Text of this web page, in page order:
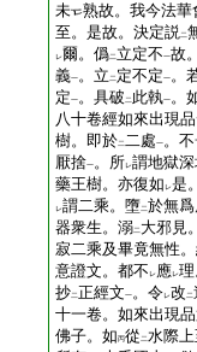
未
熟故。我今法
至。是故。決定説二
レ爾。僞二 立定不一故
義一。立 二 定不定一。
定一。具破 二 此執一。
八十卷經如來出現
樹。即於二二處一。不
厭捨一。所レ謂地獄
藥王樹。亦復如 レ是
レ謂二乘。墮二於無
器衆生。溺二 大邪見
寂二乘及畢竟無性
意證文。都不 レ應レ
抄二正經文一。令レ改 二
十一卷。如來出現
佛子。如丙從 二水際